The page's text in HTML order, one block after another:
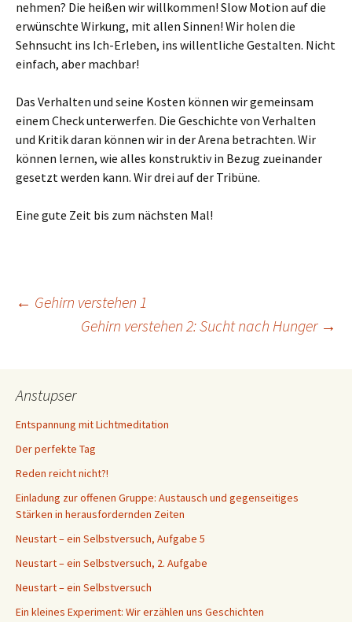
nehmen? Die heißen wir willkommen! Slow Motion auf die
erwünschte Wirkung, mit allen Sinnen! Wir holen die
Sehnsucht ins Ich-Erleben, ins willentliche Gestalten. Nicht
einfach, aber machbar!
Das Verhalten und seine Kosten können wir gemeinsam
einem Check unterwerfen. Die Geschichte von Verhalten
und Kritik daran können wir in der Arena betrachten. Wir
können lernen, wie alles konstruktiv in Bezug zueinander
gesetzt werden kann. Wir drei auf der Tribüne.
Eine gute Zeit bis zum nächsten Mal!
Beitragsnavigation
← Gehirn verstehen 1
Gehirn verstehen 2: Sucht nach Hunger →
Anstupser
Entspannung mit Lichtmeditation
Der perfekte Tag
Reden reicht nicht?!
Einladung zur offenen Gruppe: Austausch und gegenseitiges
Stärken in herausfordernden Zeiten
Neustart – ein Selbstversuch, Aufgabe 5
Neustart – ein Selbstversuch, 2. Aufgabe
Neustart – ein Selbstversuch
Ein kleines Experiment: Wir erzählen uns Geschichten